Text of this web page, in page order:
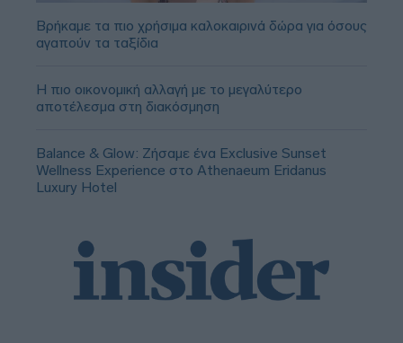
Βρήκαμε τα πιο χρήσιμα καλοκαιρινά δώρα για όσους
αγαπούν τα ταξίδια
Η πιο οικονομική αλλαγή με το μεγαλύτερο
αποτέλεσμα στη διακόσμηση
Balance & Glow: Ζήσαμε ένα Exclusive Sunset
Wellness Experience στο Athenaeum Eridanus
Luxury Hotel